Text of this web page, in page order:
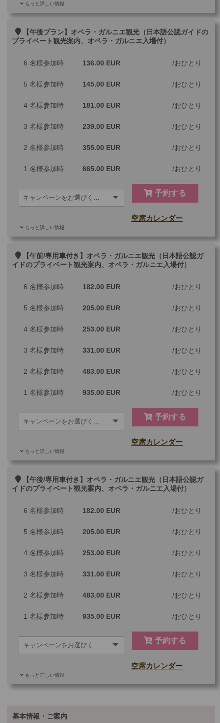
もっと詳しい情報
その他【午後プラン】オペラ・ガルニエ観光（日本語公認ガイドの
プライベート観光案内、オペラ・ガルニエ入場付）
6 名様参加時 136.00 EUR おひとり
5 名様参加時 145.00 EUR おひとり
4 名様参加時 181.00 EUR おひとり
3 名様参加時 239.00 EUR おひとり
2 名様参加時 355.00 EUR おひとり
1 名様参加時 665.00 EUR おひとり
予約する
もっと詳しい情報
空席カレンダー
その他【午前/専用車付き】オペラ・ガルニエ観光（日本語公認ガ
イドのプライベート観光案内、オペラ・ガルニエ入場付）
6 名様参加時 182.00 EUR おひとり
5 名様参加時 205.00 EUR おひとり
4 名様参加時 253.00 EUR おひとり
3 名様参加時 331.00 EUR おひとり
2 名様参加時 483.00 EUR おひとり
1 名様参加時 935.00 EUR おひとり
予約する
もっと詳しい情報
空席カレンダー
その他【午後/専用車付き】オペラ・ガルニエ観光（日本語公認ガ
イドのプライベート観光案内、オペラ・ガルニエ入場付）
6 名様参加時 182.00 EUR おひとり
5 名様参加時 205.00 EUR おひとり
4 名様参加時 253.00 EUR おひとり
3 名様参加時 331.00 EUR おひとり
2 名様参加時 483.00 EUR おひとり
1 名様参加時 935.00 EUR おひとり
予約する
もっと詳しい情報
空席カレンダー
基本情報・ご案内